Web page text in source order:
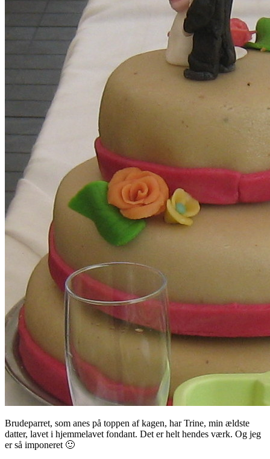
Brudeparret, som anes på toppen af kagen, har Trine, min ældste
datter, lavet i hjemmelavet fondant. Det er helt hendes værk. Og jeg
er så imponeret 🙂